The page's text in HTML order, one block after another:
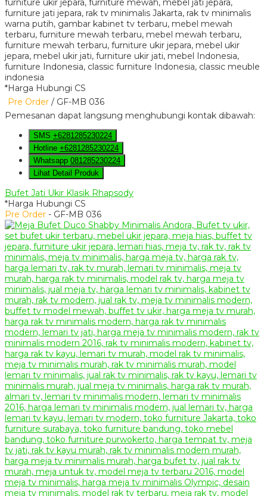
*Harga Hubungi CS
Pre Order / GF-MB 036
Pemesanan dapat langsung menghubungi kontak dibawah:
SMS +6281285230224
Hotline +6281285230224
Whatsapp 081285230224
Lihat Detail Produk
Bufet Jati Ukir Klasik Rhapsody
*Harga Hubungi CS
Pre Order - GF-MB 036